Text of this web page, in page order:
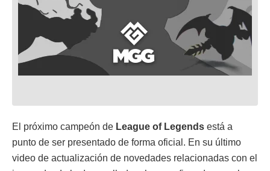
El próximo campeón de League of Legends está a
punto de ser presentado de forma oficial. En su último
video de actualización de novedades relacionadas con el